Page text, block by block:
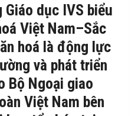
dục IVS biểu
Việt Nam–Sắc
hoá là động lực
và phát triển
Bộ Ngoại giao
Việt Nam bên